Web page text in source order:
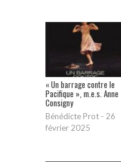
« Un barrage contre le
Pacifique », m.e.s. Anne
Consigny
Bénédicte Prot - 26
février 2025